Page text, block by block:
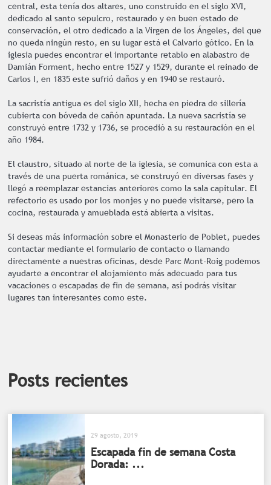
central, esta tenía dos altares, uno construido en el siglo XVI,
dedicado al santo sepulcro, restaurado y en buen estado de
conservación, el otro dedicado a la Virgen de los Ángeles, del que
no queda ningún resto, en su lugar está el Calvario gótico. En la
iglesia puedes encontrar el importante retablo en alabastro de
Damián Forment, hecho entre 1527 y 1529, durante el reinado de
Carlos I, en 1835 este sufrió daños y en 1940 se restauró.
La sacristía antigua es del siglo XII, hecha en piedra de sillería
cubierta con bóveda de cañón apuntada. La nueva sacristía se
construyó entre 1732 y 1736, se procedió a su restauración en el
año 1984.
El claustro, situado al norte de la iglesia, se comunica con esta a
través de una puerta románica, se construyó en diversas fases y
llegó a reemplazar estancias anteriores como la sala capitular. El
refectorio es usado por los monjes y no puede visitarse, pero la
cocina, restaurada y amueblada está abierta a visitas.
Si deseas más información sobre el Monasterio de Poblet, puedes
contactar mediante el formulario de contacto o llamando
directamente a nuestras oficinas, desde Parc Mont-Roig podemos
ayudarte a encontrar el alojamiento más adecuado para tus
vacaciones o escapadas de fin de semana, así podrás visitar
lugares tan interesantes como este.
Posts recientes
29 agosto, 2019
Escapada fin de semana Costa
Dorada: ...